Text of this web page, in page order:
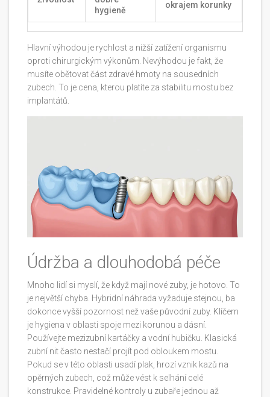
hygieně
okrajem korunky
Hlavní výhodou je rychlost a nižší zatížení organismu
oproti chirurgickým výkonům. Nevýhodou je fakt, že
musíte obětovat část zdravé hmoty na sousedních
zubech. To je cena, kterou platíte za stabilitu mostu bez
implantátů.
Údržba a dlouhodobá péče
Mnoho lidí si myslí, že když mají nové zuby, je hotovo. To
je největší chyba. Hybridní náhrada vyžaduje stejnou, ba
dokonce vyšší pozornost než vaše původní zuby. Klíčem
je hygiena v oblasti spoje mezi korunou a dásní.
Používejte mezizubní kartáčky a vodní hubičku. Klasická
zubní nit často nestačí projít pod obloukem mostu.
Pokud se v této oblasti usadí plak, hrozí vznik kazů na
opěrných zubech, což může vést k selhání celé
konstrukce. Pravidelné kontroly u zubaře jednou až